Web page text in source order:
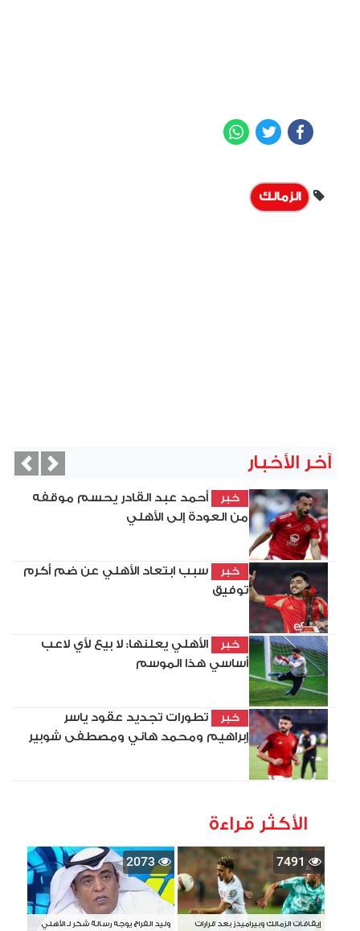
Facebook
Twitter
الزمالك
آخر الأخبار
خبر
أحمد عبد القادر يحسم موقفه
من العودة إلى الأهلي
خبر
سبب ابتعاد الأهلي عن ضم أكرم
توفيق
خبر
الأهلي يعلنها: لا بيع لأي لاعب
أساسي هذا الموسم
خبر
تطورات تجديد عقود ياسر
إبراهيم ومحمد هاني ومصطفى شوبير
Next
الأكثر قراءة
7491
إيقافات الزمالك وبيراميدز بعد قرارات
2073
وليد الفراج يوجه رسالة شكر لـ الأهلي